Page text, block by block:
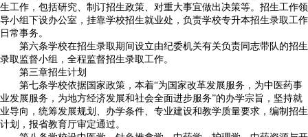
生工作，包括研究、制订招生政策、对重大事宜做出决策等。招生工作领
导小组下设办公室，挂靠学校招生就业处，负责学校专升本招生录取工作
日常事务。
第六条学校在招生录取期间设立由纪委机关有关负责同志带队的招生
录取监督小组，全程监督招生录取工作。
第三章招生计划
第七条学校依据国家政策，本着“为国家改革发展服务，为中医药事
业发展服务，为地方经济发展和社会全面进步服务”的办学宗旨，坚持就
业导向，统筹发展规划、办学条件、专业建设和教学质量要求，编制招生
计划，报省教育厅审定通过。